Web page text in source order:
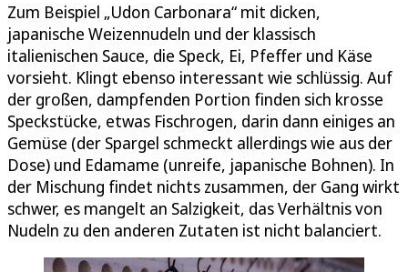
Zum Beispiel „Udon Carbonara“ mit dicken,
japanische Weizennudeln und der klassisch
italienischen Sauce, die Speck, Ei, Pfeffer und Käse
vorsieht. Klingt ebenso interessant wie schlüssig. Auf
der großen, dampfenden Portion finden sich krosse
Speckstücke, etwas Fischrogen, darin dann einiges an
Gemüse (der Spargel schmeckt allerdings wie aus der
Dose) und Edamame (unreife, japanische Bohnen). In
der Mischung findet nichts zusammen, der Gang wirkt
schwer, es mangelt an Salzigkeit, das Verhältnis von
Nudeln zu den anderen Zutaten ist nicht balanciert.